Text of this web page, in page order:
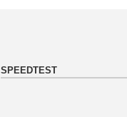
SPEEDTEST